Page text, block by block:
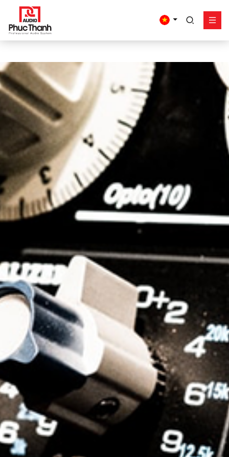
google-site-
verification=yz2nPeAgpmlr59pferIuX8UyGk4jogeTFsPvrVpGyHo
Công trình - dự án
Hỗ trợ
Tel: 0934635766 Mr Nguyên
0909360466 Mr Giang
0913346347 Mr Dũng
0838558833 Hotline
Email:
info@phucthanhaudio.vn